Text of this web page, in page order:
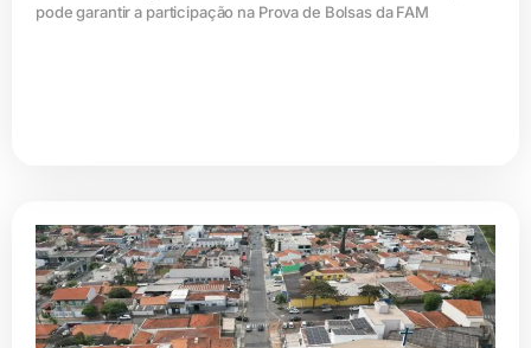
pode garantir a participação na Prova de Bolsas da FAM